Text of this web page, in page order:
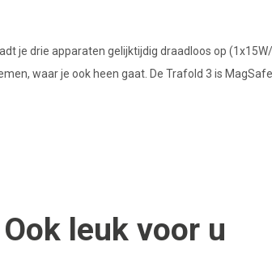
je drie apparaten gelijktijdig draadloos op
waar je ook heen gaat. De Trafold 3 is
Ook leuk voor u